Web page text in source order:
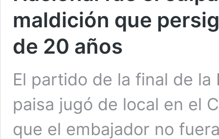
maldición que
de 20 años
El partido de la final de
paisa jugó de local en el
que el embajador no